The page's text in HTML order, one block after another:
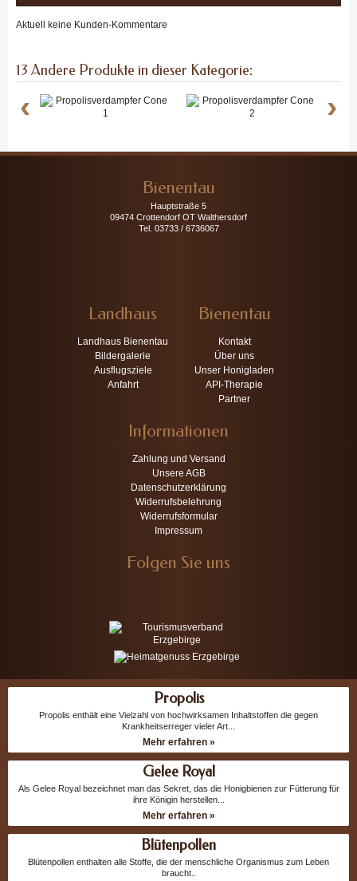
Aktuell keine Kunden-Kommentare
13 Andere Produkte in dieser Kategorie:
‹ ›
Bienentau
Hauptstraße 5
09474 Crottendorf OT Walthersdorf
Tel. 03733 / 6736067
Landhaus
Landhaus Bienentau
Bildergalerie
Ausflugsziele
Anfahrt
Bienentau
Kontakt
Über uns
Unser Honigladen
API-Therapie
Partner
Informationen
Zahlung und Versand
Unsere AGB
Datenschutzerklärung
Widerrufsbelehrung
Widerrufsformular
Impressum
Folgen Sie uns
Propolis
Propolis enthält eine Vielzahl von hochwirksamen Inhaltstoffen die gegen
Krankheitserreger vieler Art...
Mehr erfahren »
Gelee Royal
Als Gelee Royal bezeichnet man das Sekret, das die Honigbienen zur Fütterung für
ihre Königin herstellen...
Mehr erfahren »
Blütenpollen
Blütenpollen enthalten alle Stoffe, die der menschliche Organismus zum Leben
braucht..